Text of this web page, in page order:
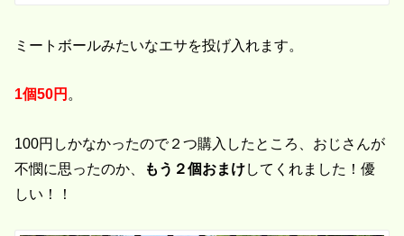
ミートボールみたいなエサを投げ入れます。
1個50円 。
100円しかなかったので２つ購入したところ、おじさんが
不憫に思ったのか、
もう２個おまけしてくれました！優
しい！！